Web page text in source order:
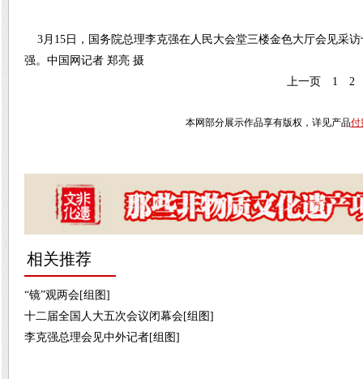
3月15日，国务院总理李克强在人民大会堂三楼金色大厅会见采
强。中国网记者 郑亮 摄
上一页
1 2
本网部分展示作品享有版权，详见产品付
相关推荐
“镜”观两会[组图]
十二届全国人大五次会议闭幕会[组图]
李克强总理会见中外记者[组图]